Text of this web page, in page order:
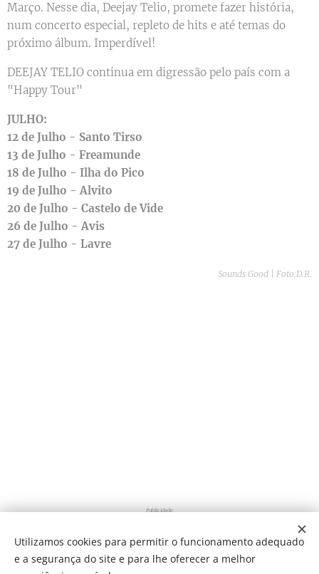
Março. Nesse dia, Deejay Telio, promete fazer história,
num concerto especial, repleto de hits e até temas do
próximo álbum. Imperdível!
DEEJAY TELIO continua em digressão pelo país com a
"Happy Tour"
JULHO:
12 de Julho - Santo Tirso
13 de Julho - Freamunde
18 de Julho - Ilha do Pico
19 de Julho - Alvito
20 de Julho - Castelo de Vide
26 de Julho - Avis
27 de Julho - Lavre
Sounds Good | Foto:D.R.
Publicidade
Share
Utilizamos cookies para permitir o funcionamento adequado
e a segurança do site e para lhe oferecer a melhor